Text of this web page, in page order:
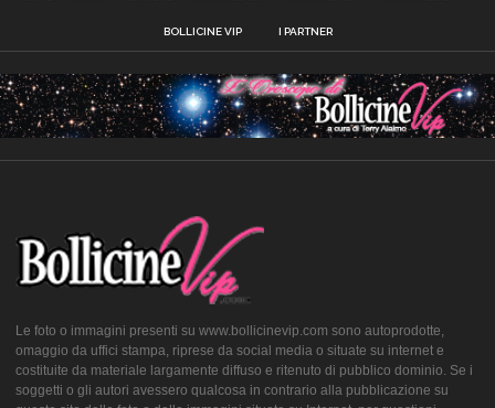
BOLLICINE VIP I PARTNER
Le foto o immagini presenti su www.bollicinevip.com sono autoprodotte,
omaggio da uffici stampa, riprese da social media o situate su internet e
costituite da materiale largamente diffuso e ritenuto di pubblico dominio. Se i
soggetti o gli autori avessero qualcosa in contrario alla pubblicazione su